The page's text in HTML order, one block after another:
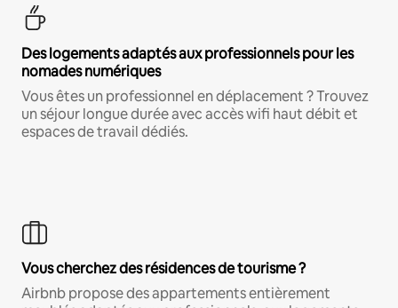
Des logements adaptés aux professionnels pour les
nomades numériques
Vous êtes un professionnel en déplacement ? Trouvez
un séjour longue durée avec accès wifi haut débit et
espaces de travail dédiés.
Vous cherchez des résidences de tourisme ?
Airbnb propose des appartements entièrement